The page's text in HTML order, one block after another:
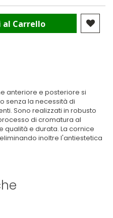
al Carrello
anteriore e posteriore si
senza la necessità di
Sono realizzati in robusto
di cromatura al
e durata. La cornice
inoltre l'antiestetica